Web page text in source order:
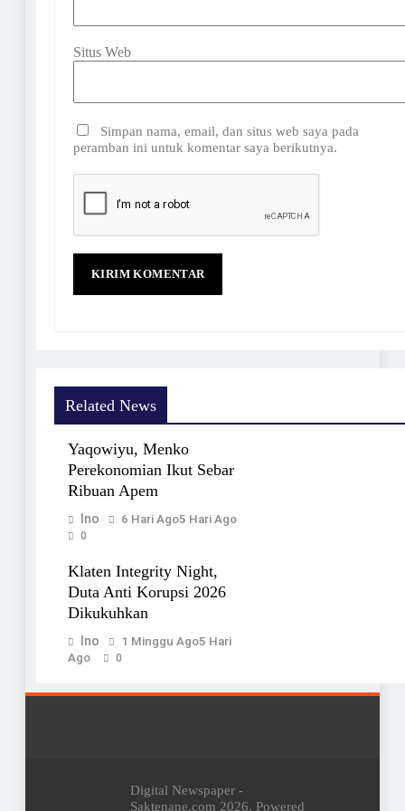
Situs Web
Simpan nama, email, dan situs web saya pada
peramban ini untuk komentar saya berikutnya.
Related News
Yaqowiyu, Menko
Perekonomian Ikut Sebar
Ribuan Apem
Ino 6 Hari Ago5 Hari Ago
0
Klaten Integrity Night,
Duta Anti Korupsi 2026
Dikukuhkan
Ino 1 Minggu Ago5 Hari
Ago
0
Digital Newspaper -
Saktenane.com 2026. Powered